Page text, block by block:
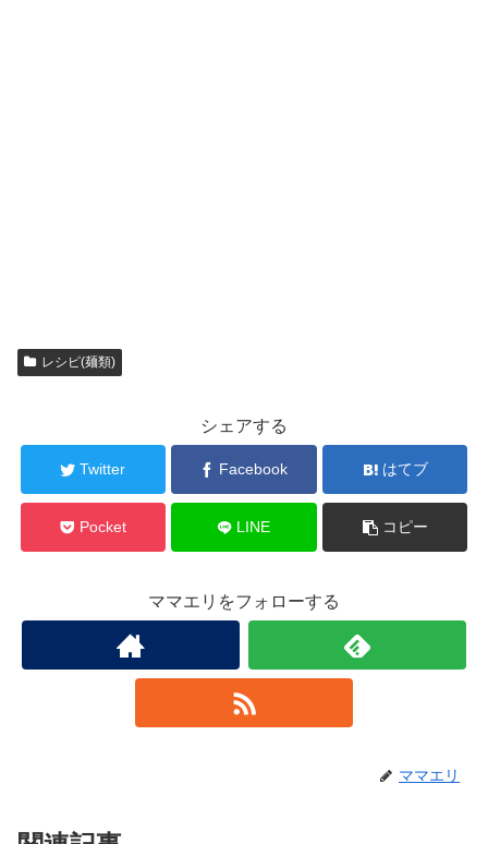
レシピ(麺類)
シェアする
Twitter Facebook はてブ
Pocket LINE コピー
ママエリをフォローする
ママエリ